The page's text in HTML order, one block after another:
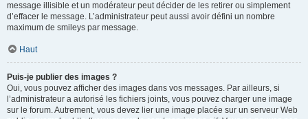
message illisible et un modérateur peut décider de les retirer ou simplement
d’effacer le message. L’administrateur peut aussi avoir défini un nombre
maximum de smileys par message.
Haut
Puis-je publier des images ?
Oui, vous pouvez afficher des images dans vos messages. Par ailleurs, si
l’administrateur a autorisé les fichiers joints, vous pouvez charger une image
sur le forum. Autrement, vous devez lier une image placée sur un serveur Web